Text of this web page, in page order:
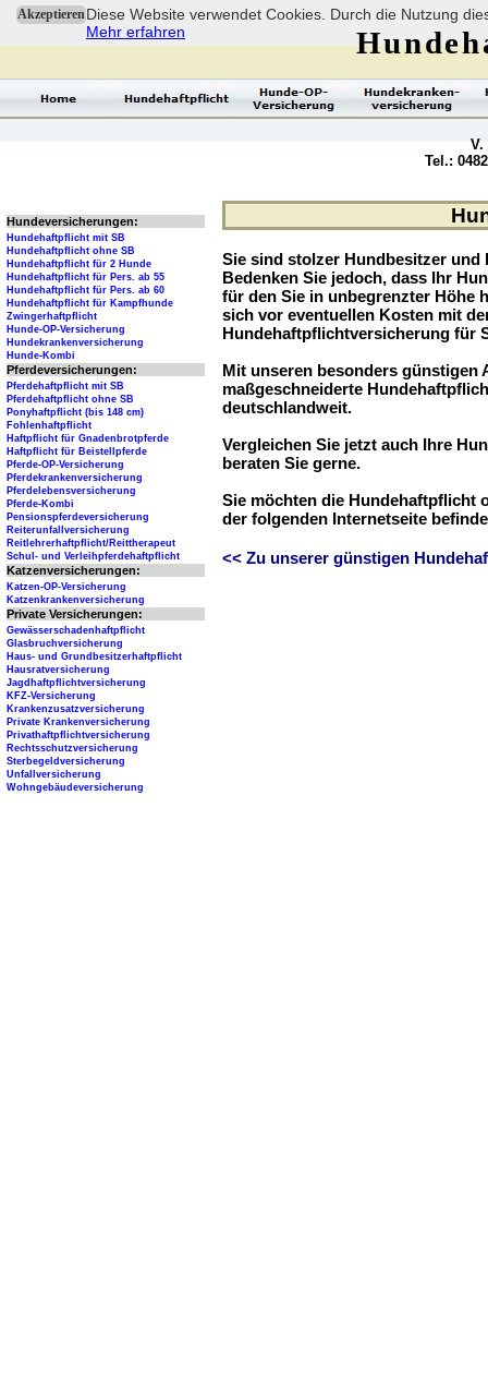
AkzeptierenDiese Website verwendet Cookies. Durch die Nutzung
Mehr erfahren
Sie sind stolzer Hundbesitzer und
Bedenken Sie jedoch, dass Ihr
für den Sie in unbegrenzter Höhe
sich vor eventuellen Kosten mit
Hundehaftpflichtversicherung für
Mit unseren besonders günstigen
maßgeschneiderte
deutschlandweit.
Vergleichen Sie jetzt auch Ihre
beraten Sie gerne.
Sie möchten die Hundehaftpflicht
der folgenden Internetseite
<< Zu unserer günstigen
V.
Tel.:
Hundeversicherungen:
Hundehaftpflicht mit SB
Hundehaftpflicht ohne SB
Hundehaftpflicht für 2 Hunde
Hundehaftpflicht für Pers. ab 55
Hundehaftpflicht für Pers. ab 60
Hundehaftpflicht für Kampfhunde
Zwingerhaftpflicht
Hunde-OP-Versicherung
Hundekrankenversicherung
Hunde-Kombi
Pferdeversicherungen:
Pferdehaftpflicht mit SB
Pferdehaftpflicht ohne SB
Ponyhaftpflicht (bis 148 cm)
Fohlenhaftpflicht
Haftpflicht für Gnadenbrotpferde
Haftpflicht für Beistellpferde
Pferde-OP-Versicherung
Pferdekrankenversicherung
Pferdelebensversicherung
Pferde-Kombi
Pensionspferdeversicherung
Reiterunfallversicherung
Reitlehrerhaftpflicht/Reittherapeut
Schul- und Verleihpferdehaftpflicht
Katzenversicherungen:
Katzen-OP-Versicherung
Katzenkrankenversicherung
Private Versicherungen:
Gewässerschadenhaftpflicht
Glasbruchversicherung
Haus- und Grundbesitzerhaftpflicht
Hausratversicherung
Jagdhaftpflichtversicherung
KFZ-Versicherung
Krankenzusatzversicherung
Private Krankenversicherung
Privathaftpflichtversicherung
Rechtsschutzversicherung
Sterbegeldversicherung
Unfallversicherung
Wohngebäudeversicherung